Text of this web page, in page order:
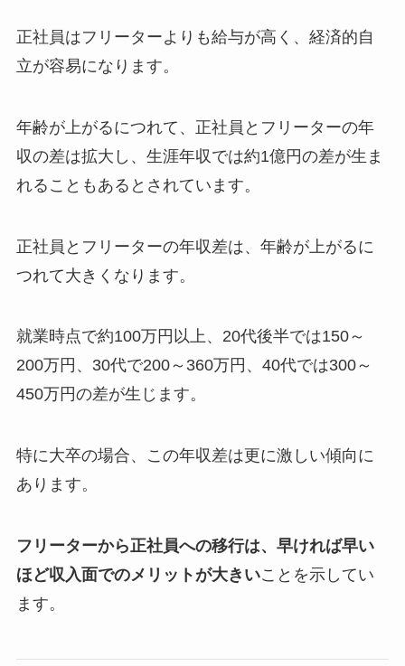
正社員はフリーターよりも給与が高く、経済的自
立が容易になります。
年齢が上がるにつれて、正社員とフリーターの年
収の差は拡大し、生涯年収では約1億円の差が生ま
れることもあるとされています。
正社員とフリーターの年収差は、年齢が上がるに
つれて大きくなります。
就業時点で約100万円以上、20代後半では150～
200万円、30代で200～360万円、40代では300～
450万円の差が生じます。
特に大卒の場合、この年収差は更に激しい傾向に
あります。
フリーターから正社員への移行は、早ければ早い
ほど収入面でのメリットが大きいことを示してい
ます。